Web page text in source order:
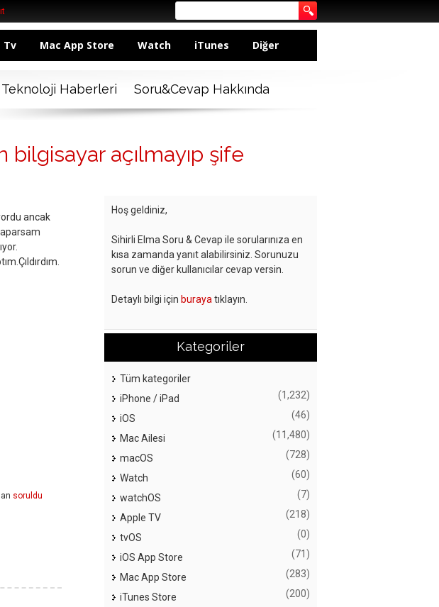
Tv Mac App Store Watch iTunes Diğer
Teknoloji Haberleri Soru&Cevap Hakkında
bilgisayar açılmayıp şife
ancak
soruldu
Hoş geldiniz,
Sihirli Elma Soru & Cevap ile sorularınıza en
kısa zamanda yanıt alabilirsiniz. Sorunuzu
sorun ve diğer kullanıcılar cevap versin.
Detaylı bilgi için buraya tıklayın.
Kategoriler
Tüm kategoriler
iPhone / iPad
(1,232)
iOS (46)
Mac Ailesi (11,480)
macOS (728)
Watch (60)
watchOS (7)
Apple TV (218)
tvOS (0)
iOS App Store (71)
Mac App Store (283)
iTunes Store (200)